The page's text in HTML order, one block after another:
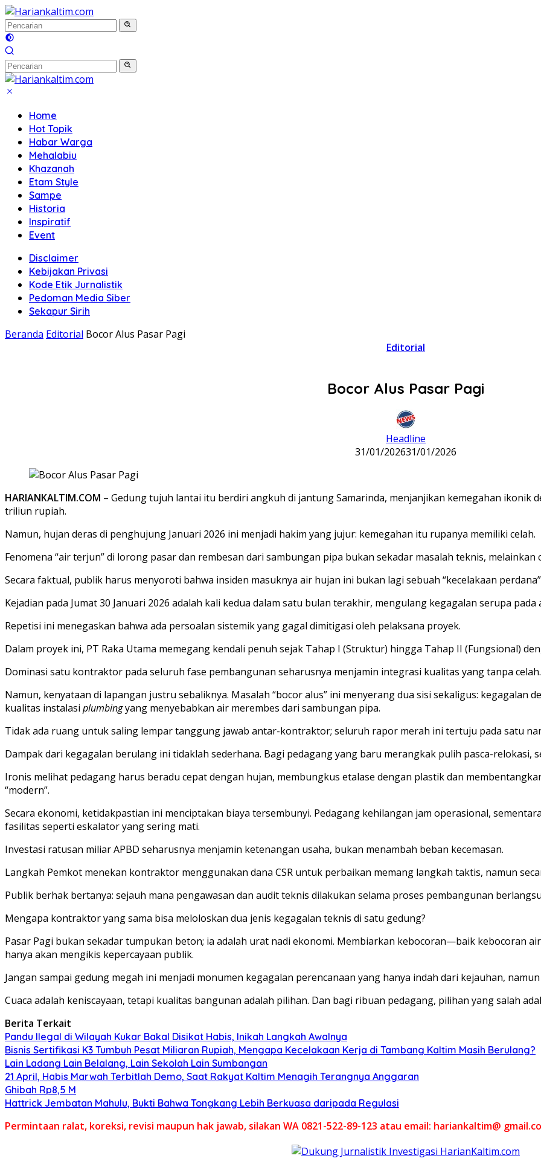
Langsung
ke
konten
Home
Hot Topik
Habar Warga
Mehalabiu
Khazanah
Etam Style
Sampe
Historia
Inspiratif
Event
Disclaimer
Kebijakan Privasi
Kode Etik Jurnalistik
Pedoman Media Siber
Sekapur Sirih
Beranda Editorial Bocor Alus Pasar Pagi
Editorial
Bocor Alus Pasar Pagi
Headline
31/01/202631/01/2026
HARIANKALTIM.COM – Gedung tujuh lantai itu berdiri angkuh di jantung Samarinda, menjanjikan kemegahan ikonik
triliun rupiah.
Namun, hujan deras di penghujung Januari 2026 ini menjadi hakim yang jujur: kemegahan itu rupanya memiliki celah.
Fenomena “air terjun” di lorong pasar dan rembesan dari sambungan pipa bukan sekadar masalah teknis,
Secara faktual, publik harus menyoroti bahwa insiden masuknya air hujan ini bukan lagi sebuah “kecelakaan
Kejadian pada Jumat 30 Januari 2026 adalah kali kedua dalam satu bulan terakhir, mengulang kegagalan serupa pada
Repetisi ini menegaskan bahwa ada persoalan sistemik yang gagal dimitigasi oleh pelaksana proyek.
Dalam proyek ini, PT Raka Utama memegang kendali penuh sejak Tahap I (Struktur) hingga Tahap II (Fungsional)
Dominasi satu kontraktor pada seluruh fase pembangunan seharusnya menjamin integrasi kualitas yang tanpa celah.
Namun, kenyataan di lapangan justru sebaliknya. Masalah “bocor alus” ini menyerang dua sisi sekaligus:
kualitas instalasi plumbingyang menyebabkan air merembes dari sambungan pipa.
Tidak ada ruang untuk saling lempar tanggung jawab antar-kontraktor; seluruh rapor merah ini tertuju pada satu
Dampak dari kegagalan berulang ini tidaklah sederhana. Bagi pedagang yang baru merangkak pulih pasca-relokasi,
Ironis melihat pedagang harus beradu cepat dengan hujan, membungkus etalase dengan plastik dan
“modern”.
Secara ekonomi, ketidakpastian ini menciptakan biaya tersembunyi. Pedagang kehilangan jam operasional,
fasilitas seperti eskalator yang sering mati.
Investasi ratusan miliar APBD seharusnya menjamin ketenangan usaha, bukan menambah beban kecemasan.
Langkah Pemkot menekan kontraktor menggunakan dana CSR untuk perbaikan memang langkah taktis, namun
Publik berhak bertanya: sejauh mana pengawasan dan audit teknis dilakukan selama proses pembangunan
Mengapa kontraktor yang sama bisa meloloskan dua jenis kegagalan teknis di satu gedung?
Pasar Pagi bukan sekadar tumpukan beton; ia adalah urat nadi ekonomi. Membiarkan kebocoran—baik kebocoran
hanya akan mengikis kepercayaan publik.
Jangan sampai gedung megah ini menjadi monumen kegagalan perencanaan yang hanya indah dari kejauhan,
Cuaca adalah keniscayaan, tetapi kualitas bangunan adalah pilihan. Dan bagi ribuan pedagang, pilihan yang salah
Berita Terkait
Pandu Ilegal di Wilayah Kukar Bakal Disikat Habis, Inikah Langkah Awalnya
Bisnis Sertifikasi K3 Tumbuh Pesat Miliaran Rupiah, Mengapa Kecelakaan Kerja di Tambang Kaltim Masih Berulang?
Lain Ladang Lain Belalang, Lain Sekolah Lain Sumbangan
21 April, Habis Marwah Terbitlah Demo, Saat Rakyat Kaltim Menagih Terangnya Anggaran
Ghibah Rp8,5 M
Hattrick Jembatan Mahulu, Bukti Bahwa Tongkang Lebih Berkuasa daripada Regulasi
Permintaan ralat, koreksi, revisi maupun hak jawab, silakan WA 0821-522-89-123 atau email: hariankaltim@